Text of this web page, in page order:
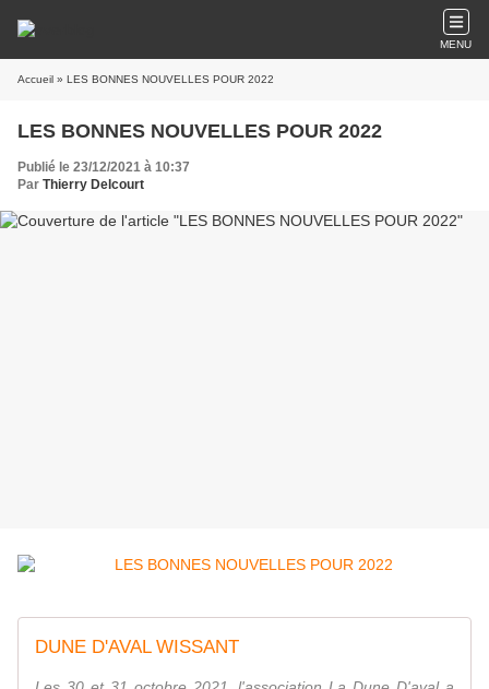
MENU
Accueil » LES BONNES NOUVELLES POUR 2022
LES BONNES NOUVELLES POUR 2022
Publié le 23/12/2021 à 10:37
Par Thierry Delcourt
DUNE D'AVAL WISSANT